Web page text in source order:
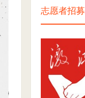
志愿者招募